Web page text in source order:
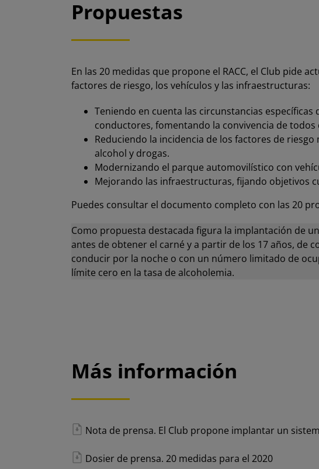
Propuestas
En las 20 medidas que propone el RACC, el Club pide
factores de riesgo, los vehículos y las infraestructuras:
Teniendo en cuenta las circunstancias
conductores, fomentando la convivencia de todos
Reduciendo la incidencia de los factores de
alcohol y drogas.
Modernizando el parque automovilístico con
Mejorando las infraestructuras, fijando objetivos
Puedes consultar el documento completo con las 20
Como propuesta destacada figura la implantación de
antes de obtener el carné y a partir de los 17 años, de
conducir por la noche o con un número limitado de
límite cero en la tasa de alcoholemia.
Más información
Nota de prensa. El Club propone implantar un
Dosier de prensa. 20 medidas para el 2020